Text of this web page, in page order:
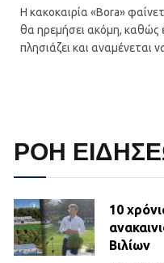
Η κακοκαιρία «Bora»
θα ηρεμήσει ακόμη, καθώς
πλησιάζει και αναμένεται
ΡΟΗ
10
Βιλίων